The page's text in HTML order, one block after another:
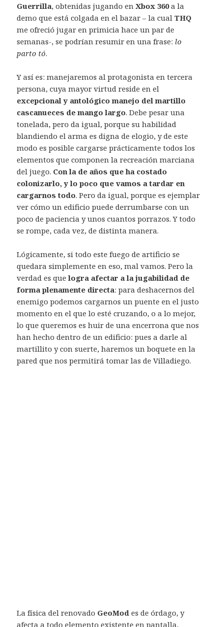
Guerrilla, obtenidas jugando en Xbox 360a la
demo que está colgada en el bazar – la cualTHQ
me ofreció jugar en primicia hace un par de
semanas-, se podrían resumir en una frase: lo
parto tó.
Y así es: manejaremos al protagonista en tercera
persona, cuya mayor virtud reside en el
excepcional y antológico manejo del martillo
cascanueces de mango largo. Debe pesar una
tonelada, pero da igual, porque su habilidad
blandiendo el arma es digna de elogio, y de este
modo es posible cargarse prácticamente todos los
elementos que componen la recreación marciana
del juego. Con la de años que ha costado
colonizarlo, y lo poco que vamos a tardar en
cargarnos todo. Pero da igual, porque es ejemplar
ver cómo un edificio puede derrumbarse con un
poco de paciencia y unos cuantos porrazos. Y todo
se rompe, cada vez, de distinta manera.
Lógicamente, si todo este fuego de artificio se
quedara simplemente en eso, mal vamos. Pero la
verdad es quelogra afectar a la jugabilidad de
forma plenamente directa: para deshacernos del
enemigo podemos cargarnos un puente en el justo
momento en el que lo esté cruzando, o a lo mejor,
lo que queremos es huir de una encerrona que nos
han hecho dentro de un edificio: pues a darle al
martillito y con suerte, haremos un boquete en la
pared que nos permitirá tomar las de Villadiego.
La física del renovado GeoMod es de órdago, y
afecta a todo elemento existente en pantalla,